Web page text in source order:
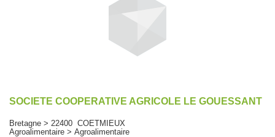
SOCIETE COOPERATIVE AGRICOLE LE GOUESSANT
Bretagne > 22400 COETMIEUX
Agroalimentaire > Agroalimentaire